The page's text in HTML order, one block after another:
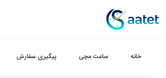
خانه ساعت مچی پیگیری سفارش